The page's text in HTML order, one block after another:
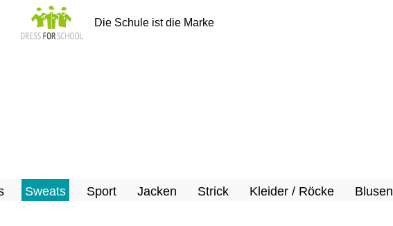
Die Schule ist die Marke
Sweats Sport Jacken Strick Kleider / Röcke Blusen